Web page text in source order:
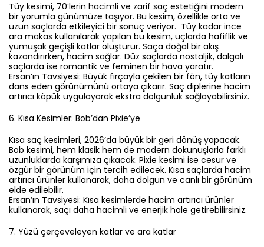
Tüy kesimi, 70’lerin hacimli ve zarif saç estetiğini modern
bir yorumla günümüze taşıyor. Bu kesim, özellikle orta ve
uzun saçlarda etkileyici bir sonuç veriyor. Tüy kadar ince
ara makas kullanılarak yapılan bu kesim, uçlarda hafiflik ve
yumuşak geçişli katlar oluşturur. Saça doğal bir akış
kazandırırken, hacim sağlar. Düz saçlarda nostaljik, dalgalı
saçlarda ise romantik ve feminen bir hava yaratır.
Ersan’ın Tavsiyesi: Büyük fırçayla çekilen bir fön, tüy katların
dans eden görünümünü ortaya çıkarır. Saç diplerine hacim
artırıcı köpük uygulayarak ekstra dolgunluk sağlayabilirsiniz.
6.⁠ ⁠Kısa Kesimler: Bob’dan Pixie’ye
Kısa saç kesimleri, 2026’da büyük bir geri dönüş yapacak.
Bob kesimi, hem klasik hem de modern dokunuşlarla farklı
uzunluklarda karşımıza çıkacak. Pixie kesimi ise cesur ve
özgür bir görünüm için tercih edilecek. Kısa saçlarda hacim
artırıcı ürünler kullanarak, daha dolgun ve canlı bir görünüm
elde edilebilir.
Ersan’ın Tavsiyesi: Kısa kesimlerde hacim artırıcı ürünler
kullanarak, saçı daha hacimli ve enerjik hale getirebilirsiniz.
7.⁠ ⁠Yüzü çerçeveleyen katlar ve ara katlar